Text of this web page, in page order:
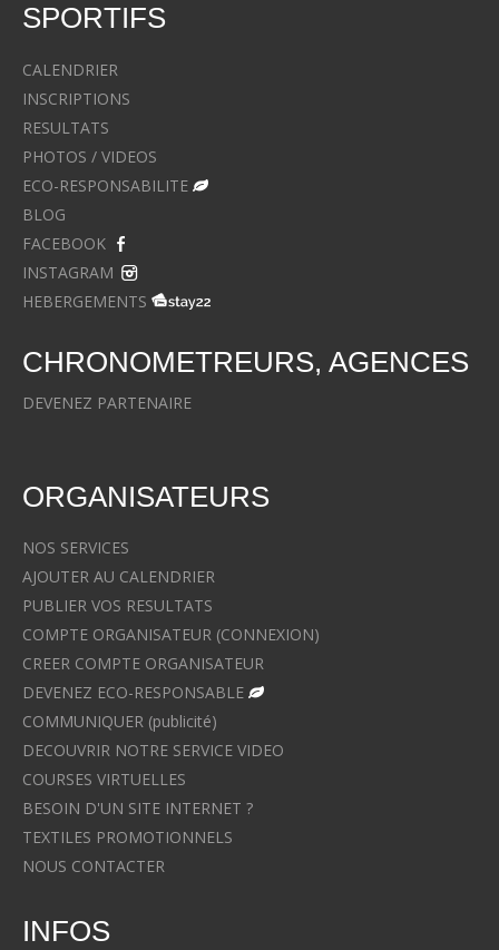
SPORTIFS
CALENDRIER
INSCRIPTIONS
RESULTATS
PHOTOS / VIDEOS
ECO-RESPONSABILITE
BLOG
FACEBOOK
INSTAGRAM
HEBERGEMENTS
CHRONOMETREURS, AGENCES
DEVENEZ PARTENAIRE
ORGANISATEURS
NOS SERVICES
AJOUTER AU CALENDRIER
PUBLIER VOS RESULTATS
COMPTE ORGANISATEUR (CONNEXION)
CREER COMPTE ORGANISATEUR
DEVENEZ ECO-RESPONSABLE
COMMUNIQUER (publicité)
DECOUVRIR NOTRE SERVICE VIDEO
COURSES VIRTUELLES
BESOIN D'UN SITE INTERNET ?
TEXTILES PROMOTIONNELS
NOUS CONTACTER
INFOS